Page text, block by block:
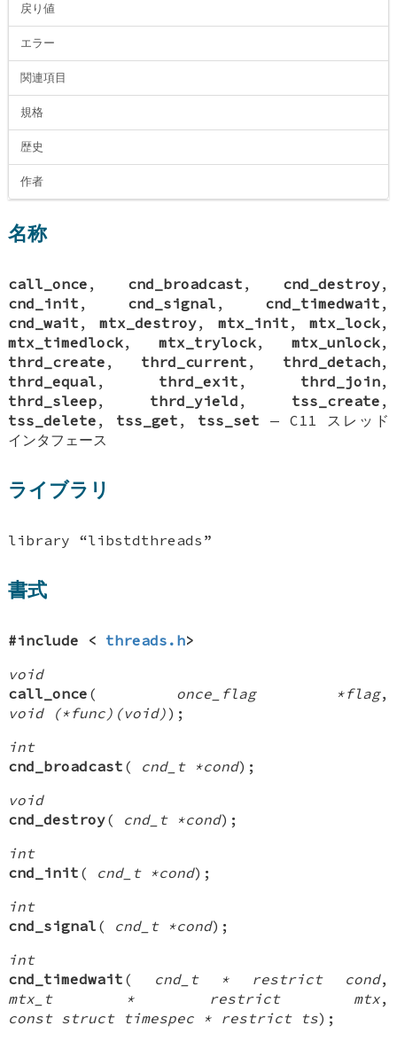
戻り値
エラー
関連項目
規格
歴史
作者
名称
call_once , cnd_broadcast , cnd_destroy,
cnd_init , cnd_signal , cnd_timedwait ,
cnd_wait ,mtx_destroy, mtx_init , mtx_lock,
mtx_timedlock, mtx_trylock, mtx_unlock,
thrd_create , thrd_current , thrd_detach,
thrd_equal , thrd_exit , thrd_join,
thrd_sleep, thrd_yield , tss_create ,
tss_delete , tss_get , tss_set —C11 スレッド
インタフェース
ライブラリ
library “libstdthreads”
書式
#include < threads.h>
void
call_once ( once_flag *flag,
void (*func)(void) );
int
cnd_broadcast ( cnd_t *cond);
void
cnd_destroy( cnd_t *cond);
int
cnd_init ( cnd_t *cond);
int
cnd_signal ( cnd_t *cond);
int
cnd_timedwait ( cnd_t * restrict cond,
mtx_t * restrict mtx,
const struct timespec * restrict ts);